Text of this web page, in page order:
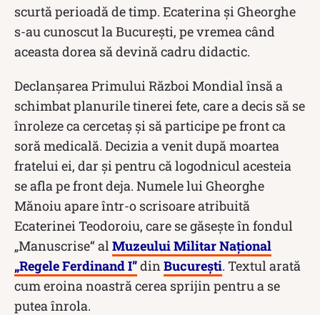
scurtă perioadă de timp. Ecaterina și Gheorghe
s-au cunoscut la București, pe vremea când
aceasta dorea să devină cadru didactic.
Declanșarea Primului Război Mondial însă a
schimbat planurile tinerei fete, care a decis să se
înroleze ca cercetaș și să participe pe front ca
soră medicală. Decizia a venit după moartea
fratelui ei, dar și pentru că logodnicul acesteia
se afla pe front deja. Numele lui Gheorghe
Mănoiu apare într-o scrisoare atribuită
Ecaterinei Teodoroiu, care se găsește în fondul
„Manuscrise“ al Muzeului Militar Naţional
„Regele Ferdinand I”din Bucureşti. Textul arată
cum eroina noastră cerea sprijin pentru a se
putea înrola.